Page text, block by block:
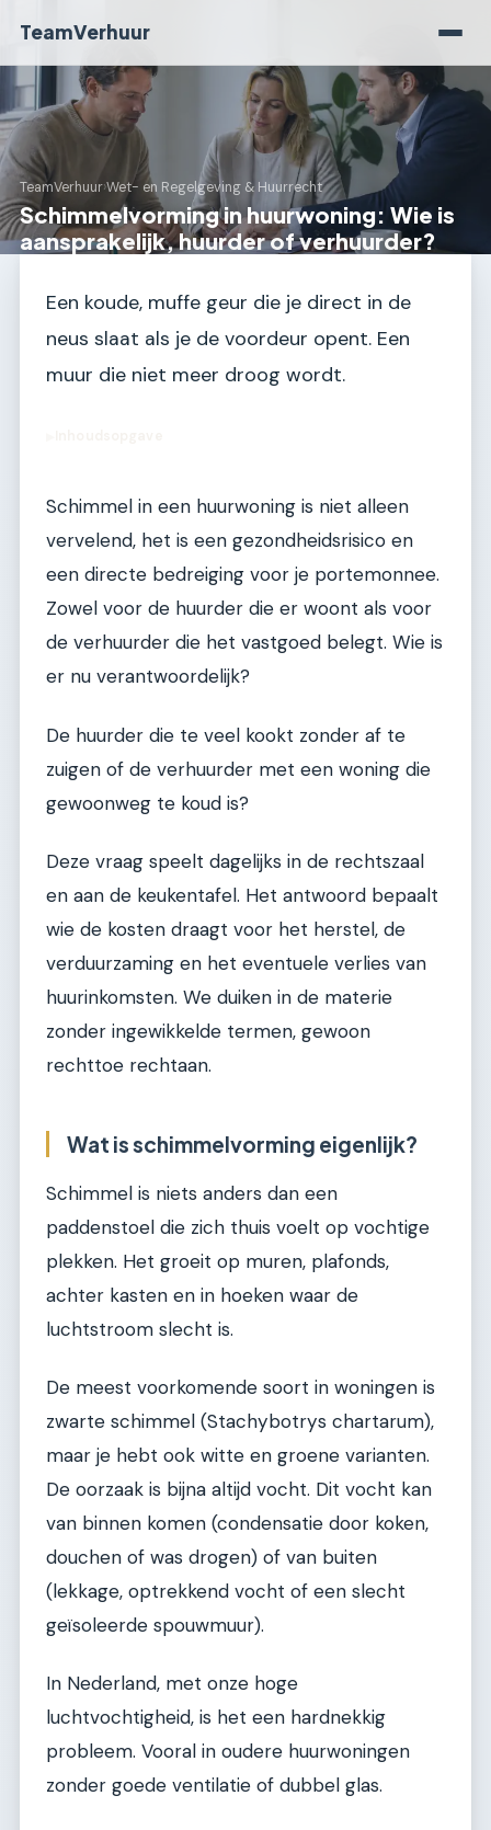
TeamVerhuur
TeamVerhuur›Wet- en Regelgeving & Huurrecht
Schimmelvorming in huurwoning: Wie is
aansprakelijk, huurder of verhuurder?
Een koude, muffe geur die je direct in de
neus slaat als je de voordeur opent. Een
muur die niet meer droog wordt.
Schimmel in een huurwoning is niet alleen
vervelend, het is een gezondheidsrisico en
een directe bedreiging voor je portemonnee.
Zowel voor de huurder die er woont als voor
de verhuurder die het vastgoed belegt. Wie is
er nu verantwoordelijk?
De huurder die te veel kookt zonder af te
zuigen of de verhuurder met een woning die
gewoonweg te koud is?
Deze vraag speelt dagelijks in de rechtszaal
en aan de keukentafel. Het antwoord bepaalt
wie de kosten draagt voor het herstel, de
verduurzaming en het eventuele verlies van
huurinkomsten. We duiken in de materie
zonder ingewikkelde termen, gewoon
rechttoe rechtaan.
Wat is schimmelvorming eigenlijk?
Schimmel is niets anders dan een
paddenstoel die zich thuis voelt op vochtige
plekken. Het groeit op muren, plafonds,
achter kasten en in hoeken waar de
luchtstroom slecht is.
De meest voorkomende soort in woningen is
zwarte schimmel (Stachybotrys chartarum),
maar je hebt ook witte en groene varianten.
De oorzaak is bijna altijd vocht. Dit vocht kan
van binnen komen (condensatie door koken,
douchen of was drogen) of van buiten
(lekkage, optrekkend vocht of een slecht
geïsoleerde spouwmuur).
In Nederland, met onze hoge
luchtvochtigheid, is het een hardnekkig
probleem. Vooral in oudere huurwoningen
zonder goede ventilatie of dubbel glas.